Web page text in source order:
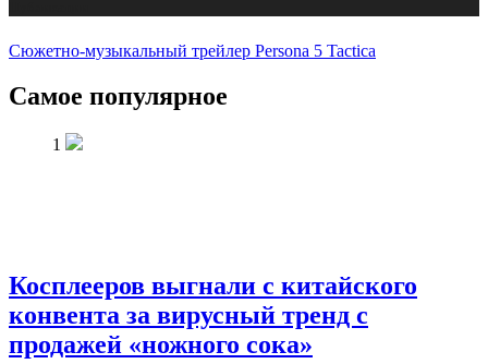
Сюжетно-музыкальный трейлер Persona 5 Tactica
Самое популярное
1
Косплееров выгнали с китайского
конвента за вирусный тренд с
продажей «ножного сока»